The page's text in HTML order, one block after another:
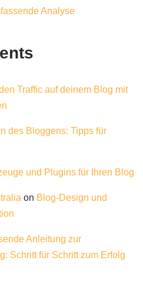
Analyse
Traffic auf deinem Blog mit
des Bloggens: Tipps für
und Plugins für Ihren Blog
on Blog-Design und
Anleitung zur
Schritt für Schritt zum Erfolg